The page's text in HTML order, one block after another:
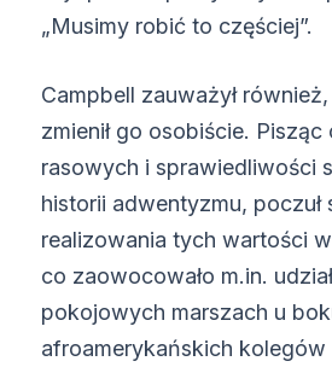
„Musimy robić to częściej”.
Campbell zauważył
zmienił go osobiście. Pisząc
rasowych i sprawiedliwości
historii adwentyzmu,
realizowania tych wartości
co zaowocowało m.in.
pokojowych marszach u
afroamerykańskich